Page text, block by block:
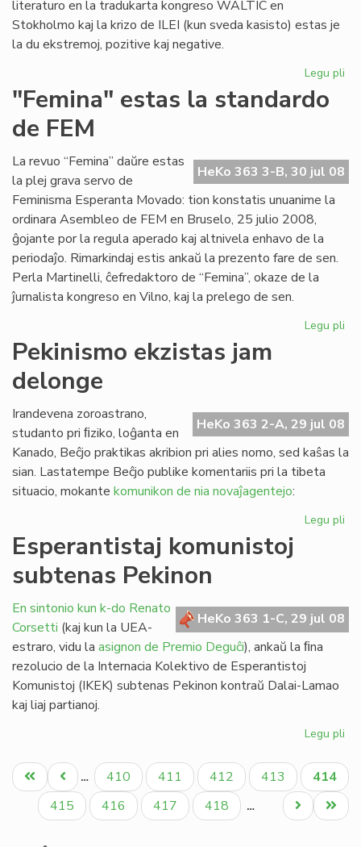
literaturo en la tradukarta kongreso WALTIC en
Stokholmo kaj la krizo de ILEI (kun sveda kasisto) estas je
la du ekstremoj, pozitive kaj negative.
Legu pli
"Femina" estas la standardo
de FEM
HeKo 363 3-B, 30 jul 08
La revuo “Femina” daŭre estas
la plej grava servo de
Feminisma Esperanta Movado: tion konstatis unuanime la
ordinara Asembleo de FEM en Bruselo, 25 julio 2008,
ĝojante por la regula aperado kaj altnivela enhavo de la
periodaĵo. Rimarkindaj estis ankaŭ la prezento fare de sen.
Perla Martinelli, ĉefredaktoro de “Femina”, okaze de la
ĵurnalista kongreso en Vilno, kaj la prelego de sen.
Legu pli
de
Pekinismo ekzistas jam
delonge
HeKo 363 2-A, 29 jul 08
Irandevena zoroastrano,
studanto pri ﬁziko, loĝanta en
Kanado, Beĉjo praktikas akribion pri alies nomo, sed kaŝas la
sian. Lastatempe Beĉjo publike komentariis pri la tibeta
situacio, mokante komunikon de nia novaĵagentejo:
Legu pli
Esperantistaj komunistoj
subtenas Pekinon
HeKo 363 1-C, 29 jul 08
En sintonio kun k-do Renato
Corsetti (kaj kun la UEA-
estraro, vidu la asignon de Premio Deguĉi), ankaŭ la ﬁna
rezolucio de la Internacia Kolektivo de Esperantistoj
Komunistoj (IKEK) subtenas Pekinon kontraŭ Dalai-Lamao
kaj liaj partianoj.
Legu pli
Pagination
Unua
paĝo
Antaŭa
paĝo
… Paĝo
410 Paĝo
411 Paĝo
412 Paĝo
413
Aktuala
paĝo
414
Paĝo
415 Paĝo
416 Paĝo
417 Paĝo
418 …
Last
page
Next
page